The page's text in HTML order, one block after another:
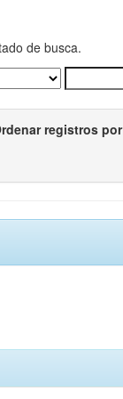
de busca.
registros por